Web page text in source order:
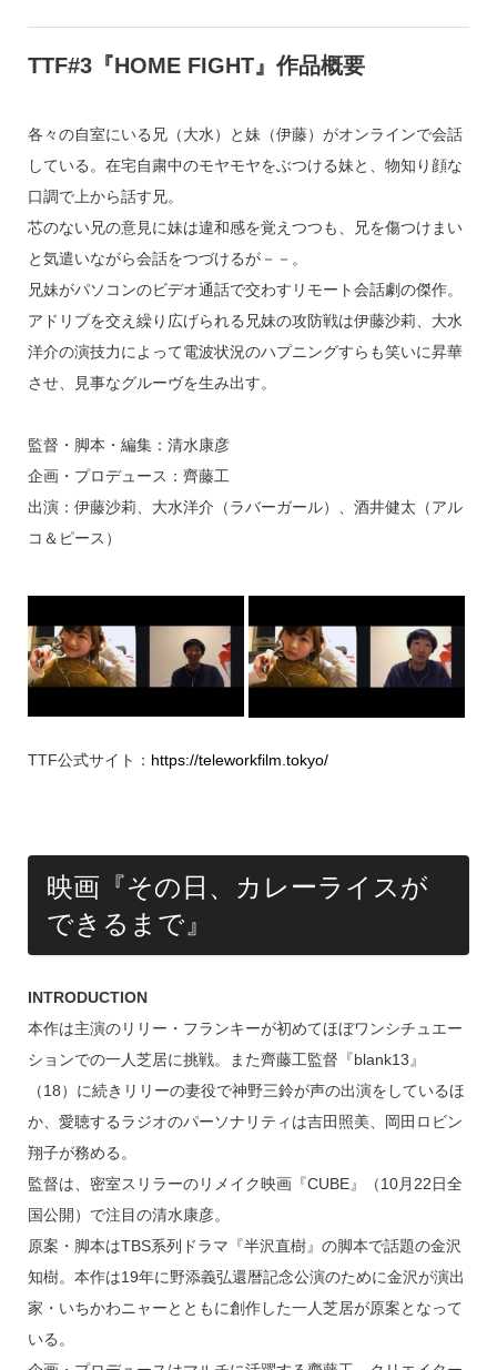
TTF#3『HOME FIGHT』作品概要
各々の自室にいる兄（大水）と妹（伊藤）がオンラインで会話
している。在宅自粛中のモヤモヤをぶつける妹と、物知り顔な
口調で上から話す兄。
芯のない兄の意見に妹は違和感を覚えつつも、兄を傷つけまい
と気遣いながら会話をつづけるが－－。
兄妹がパソコンのビデオ通話で交わすリモート会話劇の傑作。
アドリブを交え繰り広げられる兄妹の攻防戦は伊藤沙莉、大水
洋介の演技力によって電波状況のハプニングすらも笑いに昇華
させ、見事なグルーヴを生み出す。
監督・脚本・編集：清水康彦
企画・プロデュース：齊藤工
出演：伊藤沙莉、大水洋介（ラバーガール）、酒井健太（アル
コ＆ピース）
TTF公式サイト： https://teleworkfilm.tokyo/
映画『その日、カレーライスが
できるまで』
INTRODUCTION
本作は主演のリリー・フランキーが初めてほぼワンシチュエー
ションでの一人芝居に挑戦。また齊藤工監督『blank13』
（18）に続きリリーの妻役で神野三鈴が声の出演をしているほ
か、愛聴するラジオのパーソナリティは吉田照美、岡田ロビン
翔子が務める。
監督は、密室スリラーのリメイク映画『CUBE』（10月22日全
国公開）で注目の清水康彦。
原案・脚本はTBS系列ドラマ『半沢直樹』の脚本で話題の金沢
知樹。本作は19年に野添義弘還暦記念公演のために金沢が演出
家・いちかわニャーとともに創作した一人芝居が原案となって
いる。